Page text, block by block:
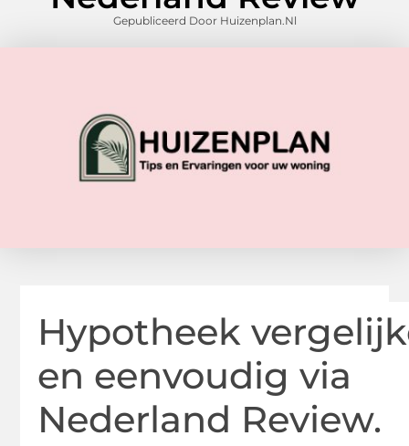
Gepubliceerd Door Huizenplan.nl
Hypotheek
en eenvoudig via
Nederland Review.